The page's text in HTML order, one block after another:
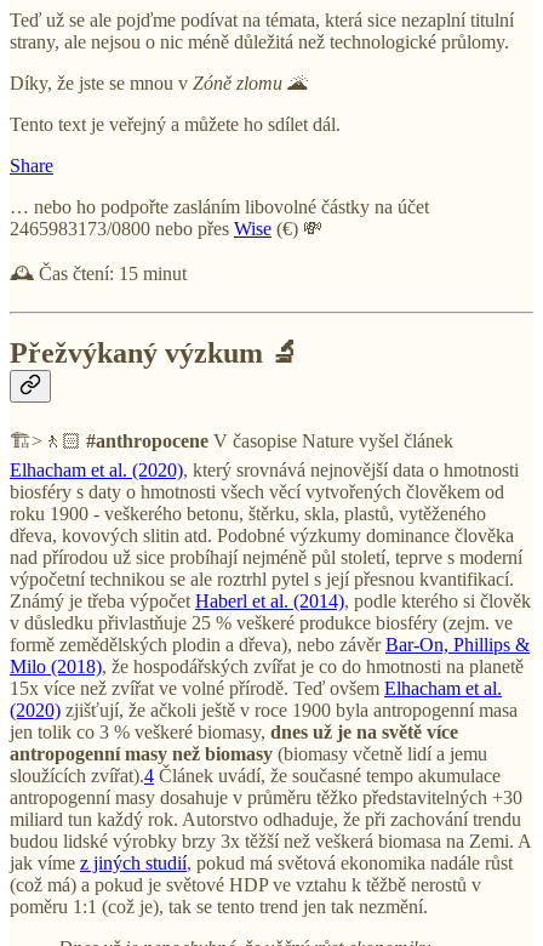
Teď už se ale pojďme podívat na témata, která sice nezaplní titulní
strany, ale nejsou o nic méně důležitá než technologické průlomy.
Díky, že jste se mnou v Zóně zlomu 🌋
Tento text je veřejný a můžete ho sdílet dál.
Share
… nebo ho podpořte zasláním libovolné částky na účet
2465983173/0800 nebo přes Wise (€) 💸
🕰️ Čas čtení: 15 minut
Přežvýkaný výzkum 🔬
🏗>🚶🏻 #anthropocene V časopise Nature vyšel článek
Elhacham et al. (2020), který srovnává nejnovější data o hmotnosti
biosféry s daty o hmotnosti všech věcí vytvořených člověkem od
roku 1900 - veškerého betonu, štěrku, skla, plastů, vytěženého
dřeva, kovových slitin atd. Podobné výzkumy dominance člověka
nad přírodou už sice probíhají nejméně půl století, teprve s moderní
výpočetní technikou se ale roztrhl pytel s její přesnou kvantifikací.
Známý je třeba výpočet Haberl et al. (2014), podle kterého si člověk
v důsledku přivlastňuje 25 % veškeré produkce biosféry (zejm. ve
formě zemědělských plodin a dřeva), nebo závěrBar-On, Phillips &
Milo (2018), že hospodářských zvířat je co do hmotnosti na planetě
15x více než zvířat ve volné přírodě. Teď ovšem Elhacham et al.
(2020) zjišťují, že ačkoli ještě v roce 1900 byla antropogenní masa
jen tolik co 3 % veškeré biomasy, dnes už je na světě více
antropogenní masy než biomasy (biomasy včetně lidí a jemu
sloužících zvířat).4 Článek uvádí, že současné tempo akumulace
antropogenní masy dosahuje v průměru těžko představitelných +30
miliard tun každý rok. Autorstvo odhaduje, že při zachování trendu
budou lidské výrobky brzy 3x těžší než veškerá biomasa na Zemi. A
jak víme z jiných studií, pokud má světová ekonomika nadále růst
(což má) a pokud je světové HDP ve vztahu k těžbě nerostů v
poměru 1:1 (což je), tak se tento trend jen tak nezmění.